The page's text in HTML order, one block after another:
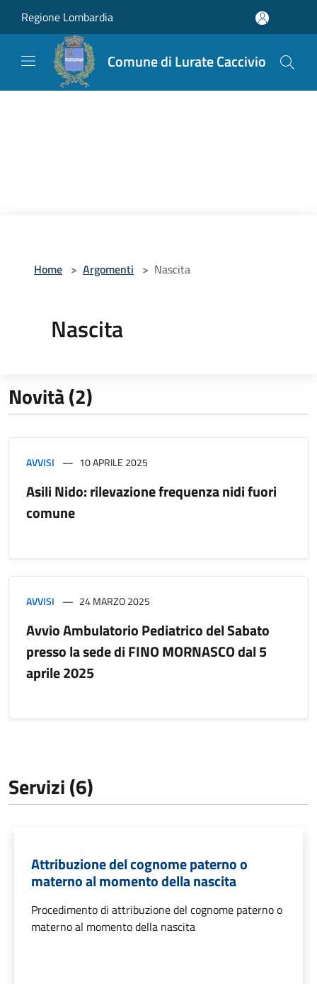
Regione Lombardia
Comune di Lurate Caccivio
Home > Argomenti > Nascita
Nascita
Novità (2)
AVVISI 10 APRILE 2025
Asili Nido: rilevazione frequenza nidi fuori
comune
AVVISI 24 MARZO 2025
Avvio Ambulatorio Pediatrico del Sabato
presso la sede di FINO MORNASCO dal 5
aprile 2025
Servizi (6)
Attribuzione del cognome paterno o
materno al momento della nascita
Procedimento di attribuzione del cognome paterno o
materno al momento della nascita